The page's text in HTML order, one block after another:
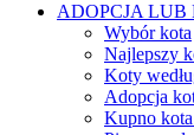
ADOPCJA LUB
Wybór kota
Najlepszy
Koty
Adopcja
Kupno